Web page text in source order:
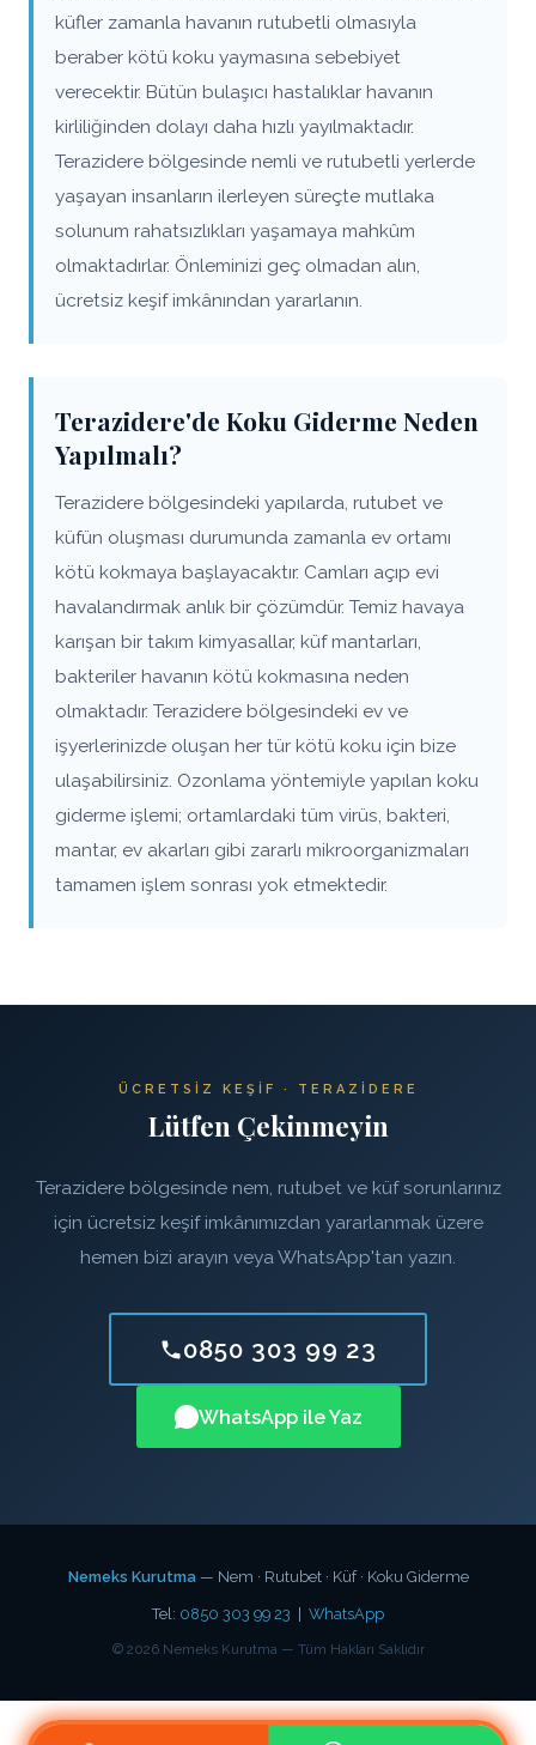
küfler zamanla havanın rutubetli olmasıyla
beraber kötü koku yaymasına sebebiyet
verecektir. Bütün bulaşıcı hastalıklar havanın
kirliliğinden dolayı daha hızlı yayılmaktadır.
Terazidere bölgesinde nemli ve rutubetli yerlerde
yaşayan insanların ilerleyen süreçte mutlaka
solunum rahatsızlıkları yaşamaya mahkûm
olmaktadırlar. Önleminizi geç olmadan alın,
ücretsiz keşif imkânından yararlanın.
Terazidere'de Koku Giderme Neden
Yapılmalı?
Terazidere bölgesindeki yapılarda, rutubet ve
küfün oluşması durumunda zamanla ev ortamı
kötü kokmaya başlayacaktır. Camları açıp evi
havalandırmak anlık bir çözümdür. Temiz havaya
karışan bir takım kimyasallar, küf mantarları,
bakteriler havanın kötü kokmasına neden
olmaktadır. Terazidere bölgesindeki ev ve
işyerlerinizde oluşan her tür kötü koku için bize
ulaşabilirsiniz. Ozonlama yöntemiyle yapılan koku
giderme işlemi; ortamlardaki tüm virüs, bakteri,
mantar, ev akarları gibi zararlı mikroorganizmaları
tamamen işlem sonrası yok etmektedir.
ÜCRETSIZ KEŞIF · TERAZIDERE
Lütfen Çekinmeyin
Terazidere bölgesinde nem, rutubet ve küf sorunlarınız
için ücretsiz keşif imkânımızdan yararlanmak üzere
hemen bizi arayın veya WhatsApp'tan yazın.
0850 303 99 23
WhatsApp ile Yaz
Nemeks Kurutma— Nem · Rutubet · Küf · Koku Giderme
Tel: 0850 303 99 23 WhatsApp
© 2026Nemeks Kurutma — Tüm Hakları Saklıdır